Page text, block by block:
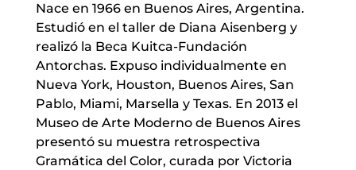
Nace en 1966 en Buenos Aires, Argentina.
Estudió en el taller de Diana Aisenberg y
realizó la Beca Kuitca-Fundación
Antorchas. Expuso individualmente en
Nueva York, Houston, Buenos Aires, San
Pablo, Miami, Marsella y Texas. En 2013 el
Museo de Arte Moderno de Buenos Aires
presentó su muestra retrospectiva
Gramática del Color, curada por Victoria